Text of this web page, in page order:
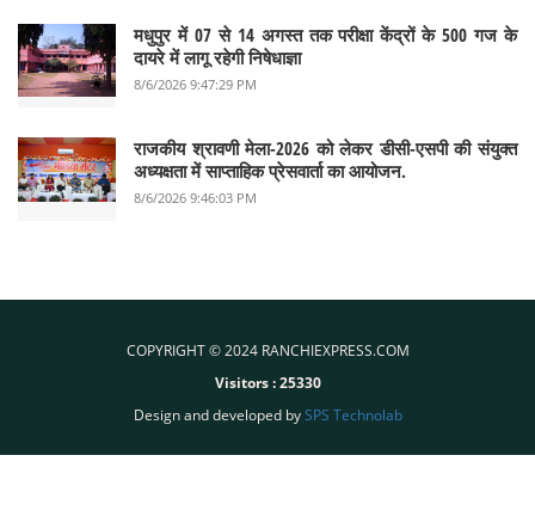
मधुपुर में 07 से 14 अगस्त तक परीक्षा केंद्रों के 500 गज के
दायरे में लागू रहेगी निषेधाज्ञा
8/6/2026 9:47:29 PM
राजकीय श्रावणी मेला-2026 को लेकर डीसी-एसपी की संयुक्त
अध्यक्षता में साप्ताहिक प्रेसवार्ता का आयोजन.
8/6/2026 9:46:03 PM
COPYRIGHT © 2024 RANCHIEXPRESS.COM
Visitors : 25330
Design and developed bySPS Technolab